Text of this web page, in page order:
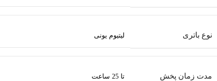
نوع باتری لیتیوم یونی
مدت زمان پخش تا 25 ساعت